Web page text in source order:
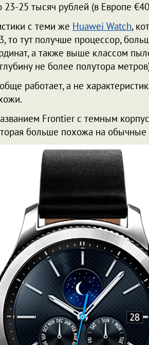
23-25 тысяч рублей (в Европе
с теми же Huawei Watch,
то тут получше процессор,
а также выше классом
не более полутора
работает, а не
Frontier с темным
больше похожа на обычные